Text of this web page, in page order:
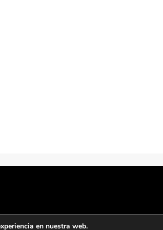
en nuestra web.